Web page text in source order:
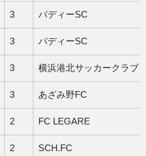
3 バディーSC
3 バディーSC
3 横浜港北サッカークラブ
3 あざみ野FC
2 FC LEGARE
2 SCH.FC